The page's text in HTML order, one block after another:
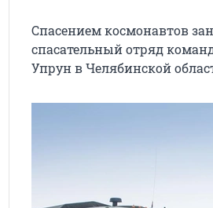
Спасением космонавтов
спасательный отряд
Упрун в Челябинской